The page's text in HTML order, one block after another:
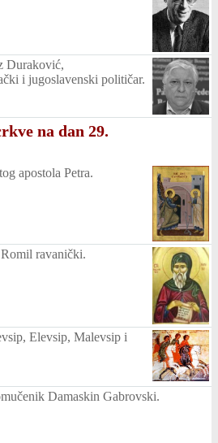
Duraković,
i jugoslavenski političar.
na dan 29.
apostola Petra.
ravanički.
Elevsip, Malevsip i
Damaskin Gabrovski.